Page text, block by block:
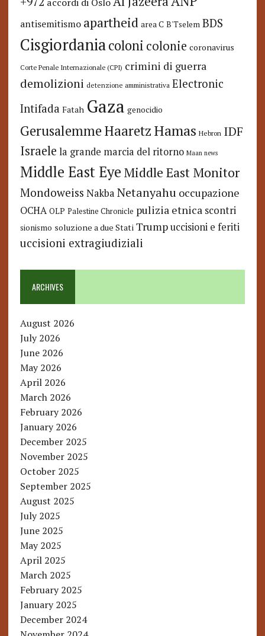
antisemitismo apartheid area C B'Tselem BDS
Cisgiordaniacoloni colonie coronavirus
Corte Penale Internazionale (CPI) crimini di guerra
demolizioni detenzione amministrativa Electronic
Intifada Fatah Gaza genocidio
GerusalemmeHaaretzHamas Hebron IDF
Israele la grande marcia del ritorno Maan news
Middle East Eye Middle East Monitor
Mondoweiss Nakba Netanyahu occupazione
OCHA OLP Palestine Chronicle pulizia etnica scontri
sionismo soluzione a due Stati Trump uccisioni e feriti
uccisioni extragiudiziali
ARCHIVES
August 2026
July 2026
June 2026
May 2026
April 2026
March 2026
February 2026
January 2026
December 2025
November 2025
October 2025
September 2025
August 2025
July 2025
June 2025
May 2025
April 2025
March 2025
February 2025
January 2025
December 2024